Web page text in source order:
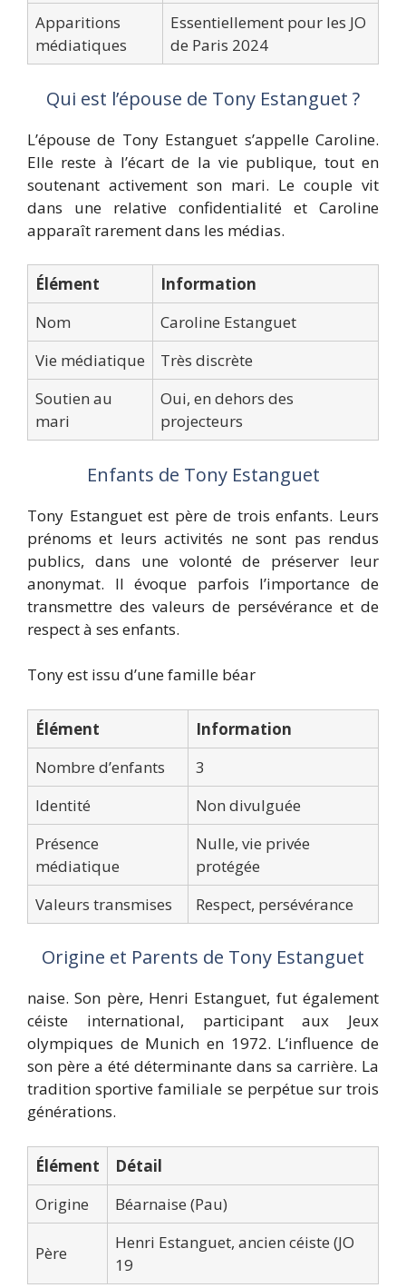
Apparitions
médiatiques
Essentiellement pour les JO
de Paris 2024
Qui est l’épouse de Tony Estanguet ?
L’épouse de Tony Estanguet s’appelle Caroline.
Elle reste à l’écart de la vie publique, tout en
soutenant activement son mari. Le couple vit
dans une relative confidentialité et Caroline
apparaît rarement dans les médias.
Élément
Information
Nom
Caroline Estanguet
Vie médiatique
Très discrète
Soutien au
mari
Oui, en dehors des
projecteurs
Enfants de Tony Estanguet
Tony Estanguet est père de trois enfants. Leurs
prénoms et leurs activités ne sont pas rendus
publics, dans une volonté de préserver leur
anonymat. Il évoque parfois l’importance de
transmettre des valeurs de persévérance et de
respect à ses enfants.
Tony est issu d’une famille béar
Élément
Information
Nombre d’enfants
3
Identité
Non divulguée
Présence
médiatique
Nulle, vie privée
protégée
Valeurs transmises
Respect, persévérance
Origine et Parents de Tony Estanguet
naise. Son père, Henri Estanguet, fut également
céiste international, participant aux Jeux
olympiques de Munich en 1972. L’influence de
son père a été déterminante dans sa carrière. La
tradition sportive familiale se perpétue sur trois
générations.
Élément
Détail
Origine
Béarnaise (Pau)
Père
Henri Estanguet, ancien céiste (JO
19